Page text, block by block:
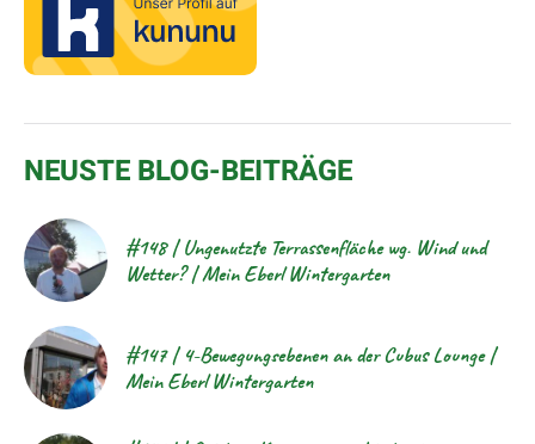
NEUSTE BLOG-BEITRÄGE
#148 | Ungenutzte Terrassenfläche wg. Wind und
Wetter? | Mein Eberl Wintergarten
#147 | 4-Bewegungsebenen an der Cubus Lounge |
Mein Eberl Wintergarten